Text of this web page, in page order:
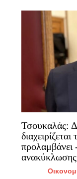
Τσουκαλάς:
προλαμβάνει
ανακύκλωσης